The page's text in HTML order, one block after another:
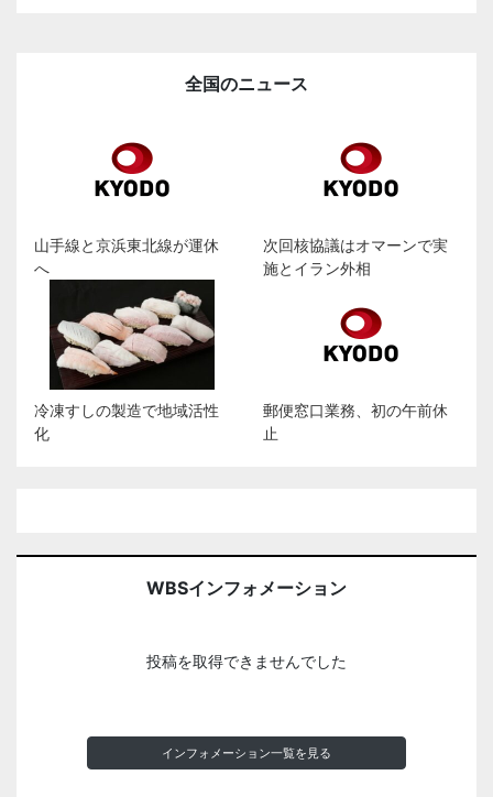
全国のニュース
山手線と京浜東北線が運休
へ
次回核協議はオマーンで実
施とイラン外相
冷凍すしの製造で地域活性
化
郵便窓口業務、初の午前休
止
WBSインフォメーション
投稿を取得できませんでした
インフォメーション一覧を見る